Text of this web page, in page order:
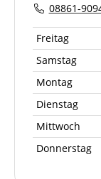
08861-
Freitag
Samstag
Montag
Dienstag
Mittwoch
Donnerstag